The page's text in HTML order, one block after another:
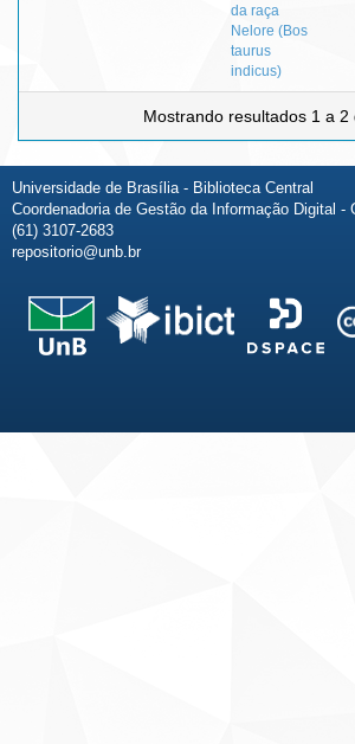
da raça
Nelore (Bos
taurus
indicus)
Mostrando resultados 1 a 2
Universidade de Brasília - Biblioteca Central
Coordenadoria de Gestão da Informação Digital -
(61) 3107-2683
repositorio@unb.br